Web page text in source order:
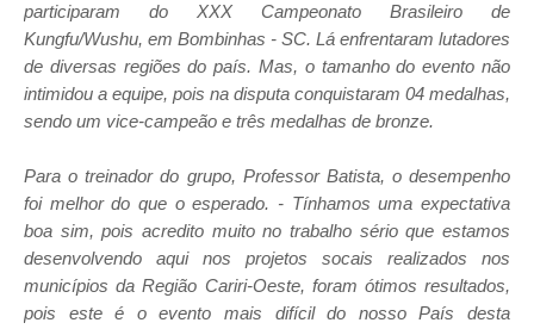
participaram do XXX Campeonato Brasileiro de
Kungfu/Wushu, em Bombinhas - SC. Lá enfrentaram lutadores
de diversas regiões do país. Mas, o tamanho do evento não
intimidou a equipe, pois na disputa conquistaram 04 medalhas,
sendo um vice-campeão e três medalhas de bronze.
Para o treinador do grupo, Professor Batista, o desempenho
foi melhor do que o esperado. - Tínhamos uma expectativa
boa sim, pois acredito muito no trabalho sério que estamos
desenvolvendo aqui nos projetos socais realizados nos
municípios da Região Cariri-Oeste, foram ótimos resultados,
pois este é o evento mais difícil do nosso País desta